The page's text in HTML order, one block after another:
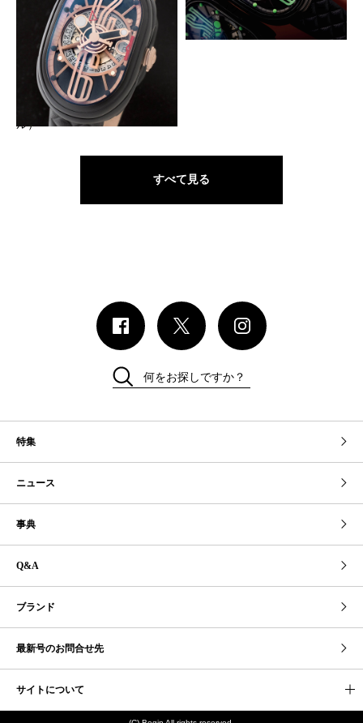
G.T.O.（ グラン ティポ オーバ
G.T.O.（グラン ティポ オーバ
ル）
カーブが腕に沿う大型オーバルケー
GRIMOLDI
G.T.O（グラン ティポ オーバ
ル）
すべて見る
特集
ニュース
事典
Q&A
ブランド
最新号のお問合せ先
何をお探しですか？
サイトについて